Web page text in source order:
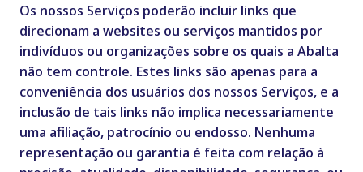
Os nossos Serviços poderão incluir links que
direcionam a websites ou serviços mantidos por
indivíduos ou organizações sobre os quais a Abalta
não tem controle. Estes links são apenas para a
conveniência dos usuários dos nossos Serviços, e a
inclusão de tais links não implica necessariamente
uma afiliação, patrocínio ou endosso. Nenhuma
representação ou garantia é feita com relação à